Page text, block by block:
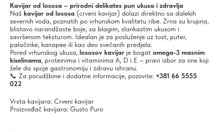
Kavijar od lososa – prirodni delikates pun ukusa i zdravlja
Naš kavijar od lososa (crveni kavijar) dolazi direktno sa dalekih
severnih voda, poznatih po vrhunskom kvalitetu ribe. Zrna su krupna,
blistavo narandžaste boje, sa blagim, slankastim ukusom i
savršenom teksturom. Idealan je za posluženje uz tost, puter,
palačinke, kanapee ili kao deo svečanih predjela.
Pored vrhunskog ukusa, lososov kavijar je bogat omega-3 masnim
kiselinama, proteinima i vitaminima A, D i E – pravi izbor za one koji
žele da spoje gastronomiju i zdravu ishranu.
📞 Za porudžbine i dodatne informacije, pozovite: +381 66 5555
022
Vrsta kavijara: Crveni kavijar
Proizvođač kavijara: Gusto Puro